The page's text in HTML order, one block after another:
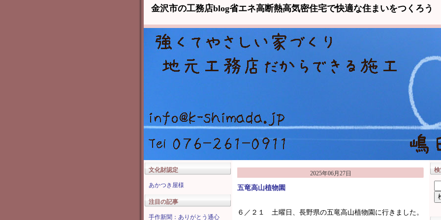
金沢市の工務店blog省エネ高断熱高気密住宅で快適な住まいをつくろう
文化財認定
あかつき屋様
注目の記事
手作新聞：ありがとう通心
2025年06月27日
五竜高山植物園
６／２１ 土曜日、長野県の五竜高山植物園に行きました。